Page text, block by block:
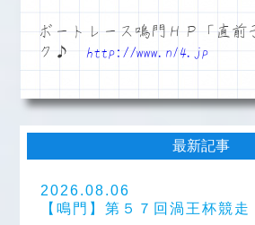
ボートレース鳴門ＨＰ「直前
ク♪ http://www.n14.jp
最新記事
2026.08.06
【鳴門】第５７回渦王杯競走